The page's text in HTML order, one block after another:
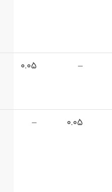
– ۰.۰۵
۰.۰۵ –